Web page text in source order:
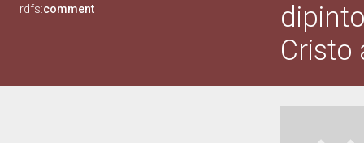
rdfs:comment
Cristo